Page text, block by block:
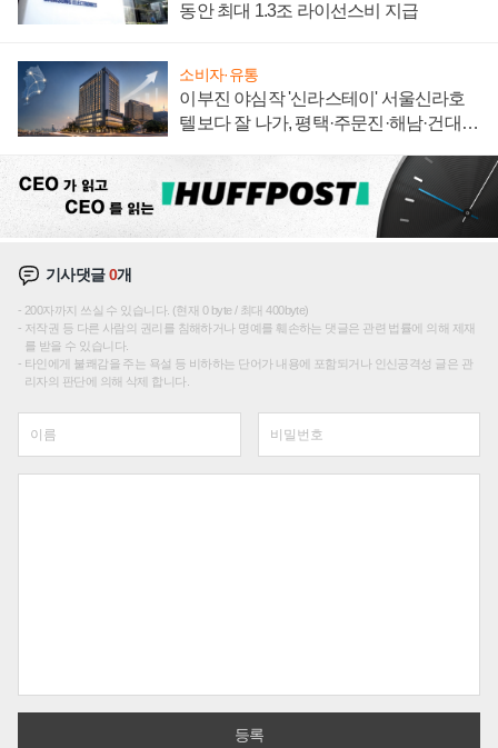
동안 최대 1.3조 라이선스비 지급
소비자·유통
이부진 야심작 '신라스테이' 서울신라호
텔보다 잘 나가, 평택·주문진·해남·건대로
기사댓글0개
200자까지 쓰실 수 있습니다. (현재 0 byte / 최대 400byte)
저작권 등 다른 사람의 권리를 침해하거나 명예를 훼손하는 댓글은 관련 법률에 의해 제재
를 받을 수 있습니다.
타인에게 불쾌감을 주는 욕설 등 비하하는 단어가 내용에 포함되거나 인신공격성 글은 관
리자의 판단에 의해 삭제 합니다.